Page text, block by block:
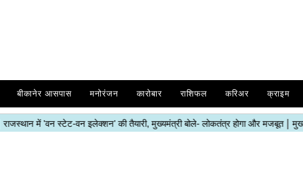
बीकानेर आसपास मनोरंजन कारोबार राशिफल करिअर क्राइम